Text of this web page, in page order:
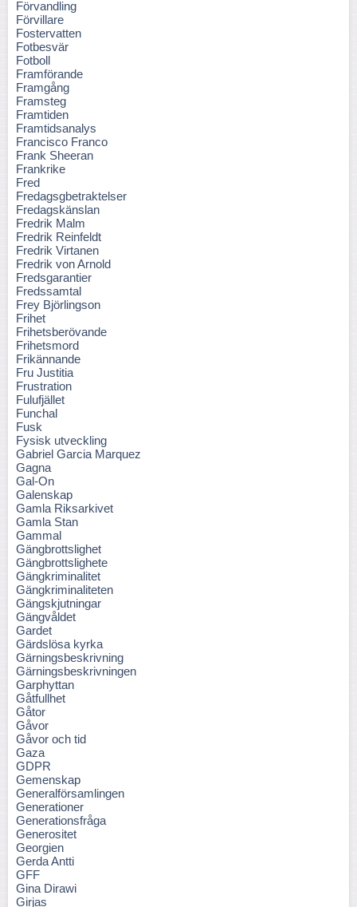
Förvandling
Förvillare
Fostervatten
Fotbesvär
Fotboll
Framförande
Framgång
Framsteg
Framtiden
Framtidsanalys
Francisco Franco
Frank Sheeran
Frankrike
Fred
Fredagsgbetraktelser
Fredagskänslan
Fredrik Malm
Fredrik Reinfeldt
Fredrik Virtanen
Fredrik von Arnold
Fredsgarantier
Fredssamtal
Frey Björlingson
Frihet
Frihetsberövande
Frihetsmord
Frikännande
Fru Justitia
Frustration
Fulufjället
Funchal
Fusk
Fysisk utveckling
Gabriel Garcia Marquez
Gagna
Gal-On
Galenskap
Gamla Riksarkivet
Gamla Stan
Gammal
Gängbrottslighet
Gängbrottslighete
Gängkriminalitet
Gängkriminaliteten
Gängskjutningar
Gängvåldet
Gardet
Gärdslösa kyrka
Gärningsbeskrivning
Gärningsbeskrivningen
Garphyttan
Gåtfullhet
Gåtor
Gåvor
Gåvor och tid
Gaza
GDPR
Gemenskap
Generalförsamlingen
Generationer
Generationsfråga
Generositet
Georgien
Gerda Antti
GFF
Gina Dirawi
Girjas